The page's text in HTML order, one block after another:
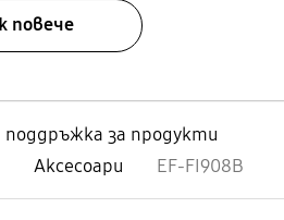
повече
за продукти
Аксесоари EF-FI908B